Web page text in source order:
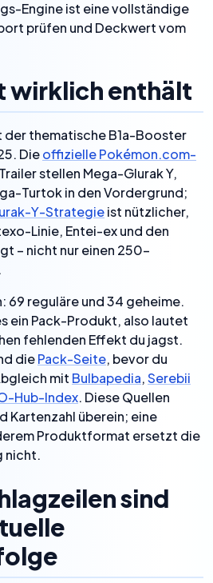
Engine ist eine vollständige
prüfen und Deckwert vom
wirklich enthält
der thematische B1a-Booster
Dieoffizielle Pokémon.com-
stellen Mega-Glurak Y,
Turtok in den Vordergrund;
Y-Strategieist nützlicher,
Linie, Entei-ex und den
– nicht nur einen 250-
69 reguläre und 34 geheime.
ein Pack-Produkt, also lautet
fehlenden Effekt du jagst.
diePack-Seite, bevor du
mit Bulbapedia,Serebii
Hub-Index. Diese Quellen
Kartenzahl überein; eine
Produktformat ersetzt die
nicht.
sind